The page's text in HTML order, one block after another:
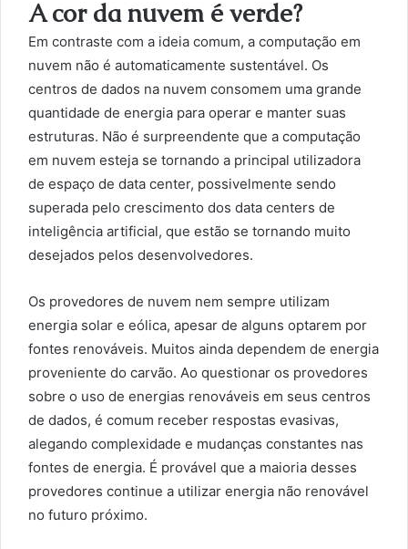
A cor da nuvem é verde?
Em contraste com a ideia comum, a computação em
nuvem não é automaticamente sustentável. Os
centros de dados na nuvem consomem uma grande
quantidade de energia para operar e manter suas
estruturas. Não é surpreendente que a computação
em nuvem esteja se tornando a principal utilizadora
de espaço de data center, possivelmente sendo
superada pelo crescimento dos data centers de
inteligência artificial, que estão se tornando muito
desejados pelos desenvolvedores.
Os provedores de nuvem nem sempre utilizam
energia solar e eólica, apesar de alguns optarem por
fontes renováveis. Muitos ainda dependem de energia
proveniente do carvão. Ao questionar os provedores
sobre o uso de energias renováveis em seus centros
de dados, é comum receber respostas evasivas,
alegando complexidade e mudanças constantes nas
fontes de energia. É provável que a maioria desses
provedores continue a utilizar energia não renovável
no futuro próximo.